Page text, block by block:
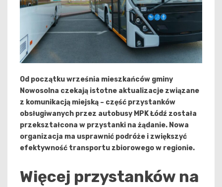
Od początku września mieszkańców gminy
Nowosolna czekają istotne aktualizacje związane
z komunikacją miejską – część przystanków
obsługiwanych przez autobusy MPK Łódź została
przekształcona w przystanki na żądanie. Nowa
organizacja ma usprawnić podróże i zwiększyć
efektywność transportu zbiorowego w regionie.
Więcej przystanków na